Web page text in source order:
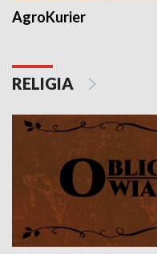
AgroKurier
RELIGIA